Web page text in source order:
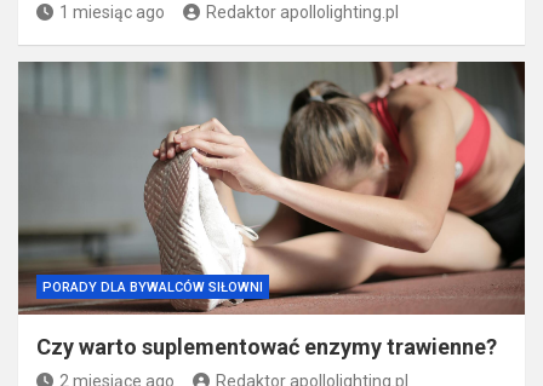
1 miesiąc ago Redaktor apollolighting.pl
PORADY DLA BYWALCÓW SIŁOWNI
Czy warto suplementować enzymy trawienne?
2 miesiące ago Redaktor apollolighting.pl